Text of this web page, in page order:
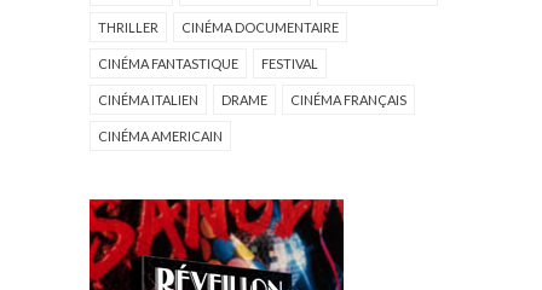
THRILLER CINÉMA DOCUMENTAIRE
CINÉMA FANTASTIQUE FESTIVAL
CINÉMA ITALIEN DRAME CINÉMA FRANÇAIS
CINÉMA AMERICAIN